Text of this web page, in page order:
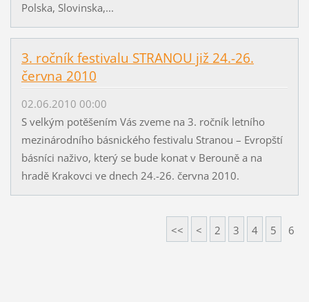
Polska, Slovinska,...
3. ročník festivalu STRANOU již 24.-26.
června 2010
02.06.2010 00:00
S velkým potěšením Vás zveme na 3. ročník letního
mezinárodního básnického festivalu Stranou – Evropští
básníci naživo, který se bude konat v Berouně a na
hradě Krakovci ve dnech 24.-26. června 2010.
<< < 2 3 4 5 6